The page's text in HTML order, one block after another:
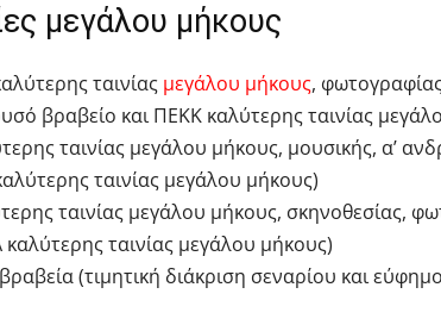
μεγάλου μήκους
ταινίας μεγάλου μήκους,
βραβείο και ΠΕΚΚ καλύτερης ταινίας
ταινίας μεγάλου μήκους, μουσικής, α’
ταινίας μεγάλου μήκους)
ταινίας μεγάλου μήκους, σκηνοθεσίας,
ταινίας μεγάλου μήκους)
(τιμητική διάκριση σεναρίου και